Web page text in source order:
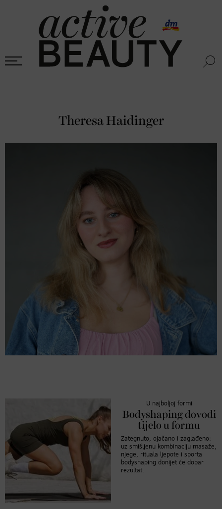
Theresa Haidinger
U najboljoj formi
Bodyshaping dovodi
tijelo u formu
Zategnuto, ojačano i zaglađeno:
uz smišljenu kombinaciju masaže,
njege, rituala ljepote i sporta
bodyshaping donijet će dobar
rezultat.